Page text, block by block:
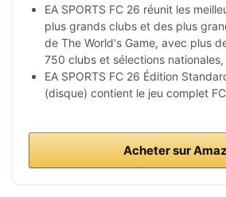
EA SPORTS FC 26 réunit les
plus grands clubs et des plus
de The World's Game, avec plus
750 clubs et sélections
EA SPORTS FC 26 Édition
(disque) contient le jeu complet
Acheter sur